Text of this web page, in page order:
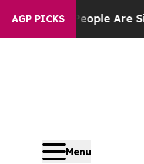
AGP PICKS
“People Are Sick
Menu